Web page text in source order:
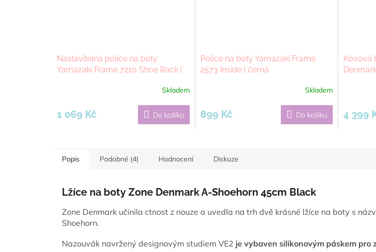
Nastavitelná police na boty
Yamazaki Frame 7210 Shoe Rack |
Skladem
1 069 Kč Do košíku
Police na boty Yamazaki Frame
2573 Inside | černá
Skladem
899 Kč Do košíku
Kovová
4 399
Popis Podobné (4) Hodnocení Diskuze
Lžíce na boty Zone Denmark A-Shoehorn 45cm Black
Zone Denmark učinila ctnost z nouze a uvedla na trh dvě krásné lžíce na boty s
Shoehorn.
Nazouvák navržený designovým studiem VE2 je vybaven silikonovým páskem pro